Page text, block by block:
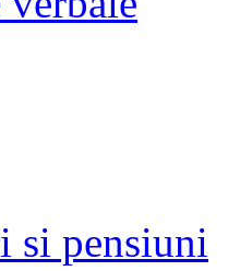
pensiuni